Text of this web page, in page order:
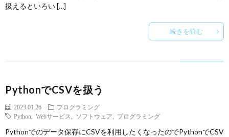
扱えるといろい […]
続きを読む
PythonでCSVを扱う
2023.01.26
プログラミング
Python
Webサービス ソフトウェア プログラミング
Pythonでのデータ保存にCSVを利用したくなったのでPythonでCSV